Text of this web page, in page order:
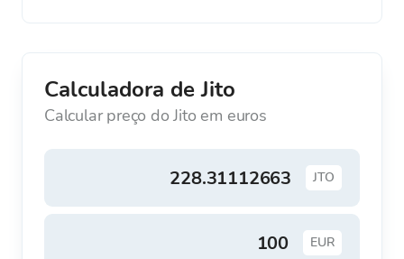
Calculadora de Jito
Calcular preço do Jito em euros
JTO
EUR